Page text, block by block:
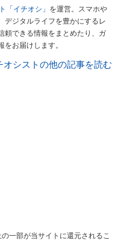
「イチオシ」 を運営。スマホや
デジタルライフを豊かにするレ
頼できる情報をまとめたり、ガ
お届けします。
オシストの他の記事を読む
一部が当サイトに還元されるこ